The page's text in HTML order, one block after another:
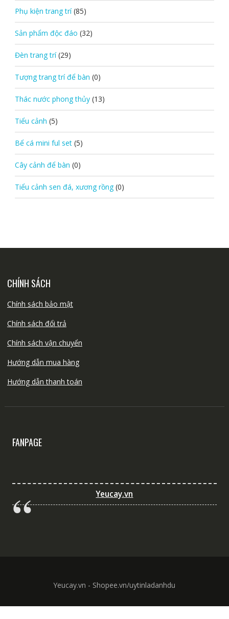
Phụ kiện trang trí (85)
Sản phẩm độc đáo (32)
Đèn trang trí (29)
Tượng trang trí để bàn (0)
Thác nước phong thủy (13)
Tiểu cảnh (5)
Bể cá mini ful set (5)
Cây cảnh để bàn (0)
Tiểu cảnh sen đá, xương rồng (0)
CHÍNH SÁCH
Chính sách bảo mật
Chính sách đổi trả
Chính sách vận chuyển
Hướng dẫn mua hàng
Hướng dẫn thanh toán
FANPAGE
Yeucay.vn
Yeucay.vn - Shopee.vn/uytinladanhdu